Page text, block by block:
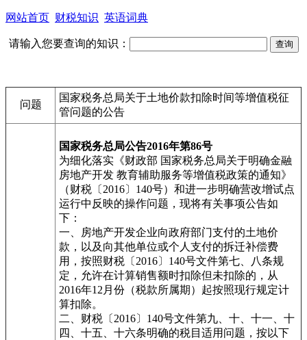
网站首页 财税知识 英语词典
请输入您要查询的知识：
问题
国家税务总局关于土地价款扣除时间等增值税征
管问题的公告
国家税务总局公告2016年第86号
为细化落实《财政部 国家税务总局关于明确金融
房地产开发 教育辅助服务等增值税政策的通知》
（财税〔2016〕140号）和进一步明确营改增试点
运行中反映的操作问题，现将有关事项公告如
下：
一、房地产开发企业向政府部门支付的土地价
款，以及向其他单位或个人支付的拆迁补偿费
用，按照财税〔2016〕140号文件第七、八条规
定，允许在计算销售额时扣除但未扣除的，从
2016年12月份（税款所属期）起按照现行规定计
算扣除。
二、财税〔2016〕140号文件第九、十、十一、十
四、十五、十六条明确的税目适用问题，按以下